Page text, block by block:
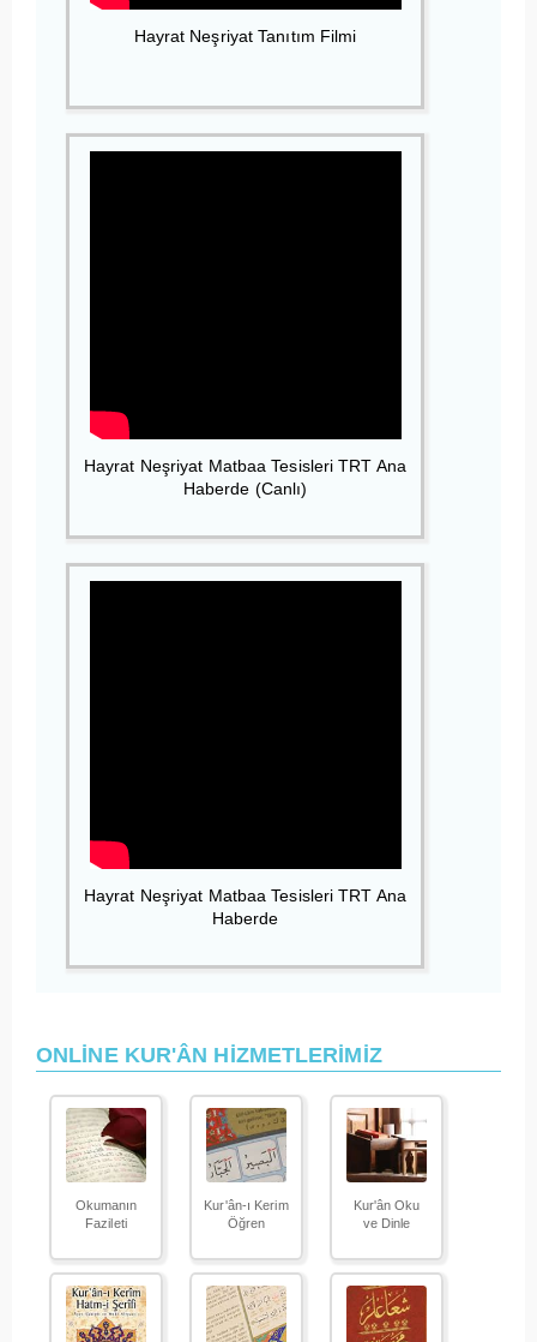
Hayrat Neşriyat Tanıtım Filmi
Hayrat Neşriyat Matbaa Tesisleri TRT Ana
Haberde (Canlı)
Hayrat Neşriyat Matbaa Tesisleri TRT Ana
Haberde
ONLİNE KUR'ÂN HİZMETLERİMİZ
Okumanın
Fazileti
Kur'ân-ı Kerim
Öğren
Kur'ân Oku
ve Dinle